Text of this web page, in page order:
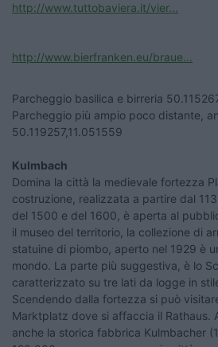
http://www.tuttobaviera.it/vier...
http://www.bierfranken.eu/braue...
Parcheggio basilica e birreria
Parcheggio più ampio poco distante,
50.119257,11.051559
Kulmbach
Domina la città la medievale fortezza
costruzione, realizzata a partire dal
del 1500 e del 1600, è aperta al
il museo del territorio, la collezione di
statuine di piombo, aperto nel 1929 è
mondo. La parte più suggestiva, è lo
caratterizzato su tre lati da logge in
Scendendo dalla fortezza si può
Marktplatz dove si affaccia il Rathaus.
anche la storica fabbrica Kulmbacher